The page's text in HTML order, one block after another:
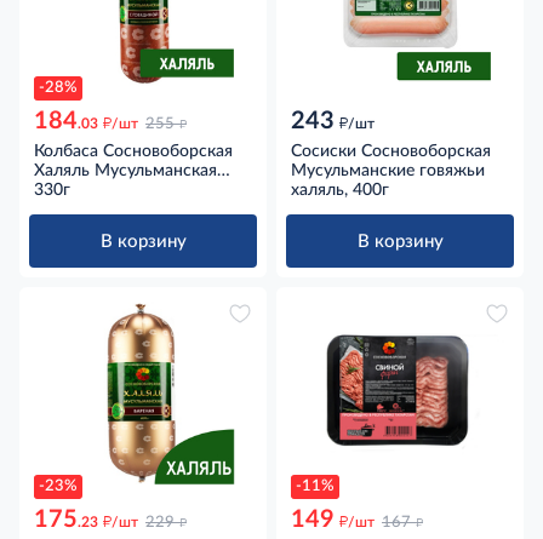
-28%
184.03 д/шт 255 д
Колбаса Сосновоборская
Халяль Мусульманская
говяжья варено-копченая,
330г
В корзину
243 д/шт
Сосиски Сосновоборская
Мусульманские говяжьи
халяль, 400г
В корзину
-23%
175.23 д/шт 229 д
-11%
149 д/шт 167 д